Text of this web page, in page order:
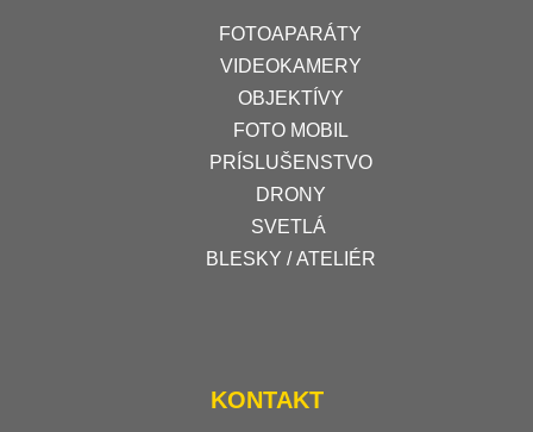
FOTOAPARÁTY
VIDEOKAMERY
OBJEKTÍVY
FOTO MOBIL
PRÍSLUŠENSTVO
DRONY
SVETLÁ
BLESKY / ATELIÉR
KONTAKT